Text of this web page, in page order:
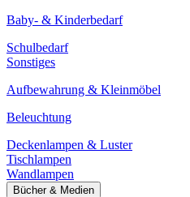
Baby- & Kinderbedarf
Schulbedarf
Sonstiges
Aufbewahrung & Kleinmöbel
Beleuchtung
Deckenlampen & Luster
Tischlampen
Wandlampen
Bücher & Medien